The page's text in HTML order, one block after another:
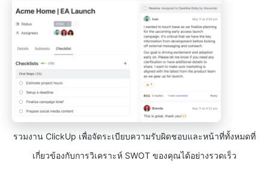
รวมงาน ClickUp เพื่อจัดระเบียบความรับผิดชอบและหน้าที่ทั้งหมดที่
เกี่ยวข้องกับการวิเคราะห์ SWOT ของคุณได้อย่างรวดเร็ว